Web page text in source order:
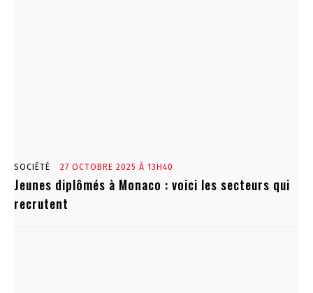
SOCIÉTÉ 27 OCTOBRE 2025 À 13H40
Jeunes diplômés à Monaco : voici les secteurs qui
recrutent